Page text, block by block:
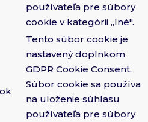
používateľa pre súbory
cookie v kategórii „Iné".
Tento súbor cookie je
nastavený doplnkom
GDPR Cookie Consent.
Súbor cookie sa používa
na uloženie súhlasu
používateľa pre súbory